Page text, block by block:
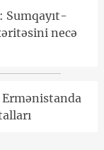
Sumqayıt-
necə